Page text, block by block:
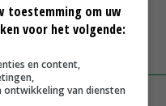
handig met personeel
toestemming om uw
voor het volgende:
en content,
van diensten